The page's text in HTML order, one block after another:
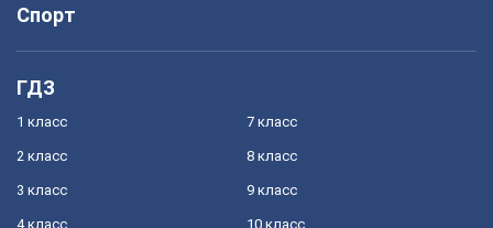
Спорт
ГДЗ
1 класс
2 класс
3 класс
4 класс
7 класс
8 класс
9 класс
10 класс